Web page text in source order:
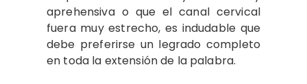
aprehensiva o que el canal cervical
fuera muy estrecho, es indudable que
debe preferirse un legrado completo
en toda la extensión de la palabra.